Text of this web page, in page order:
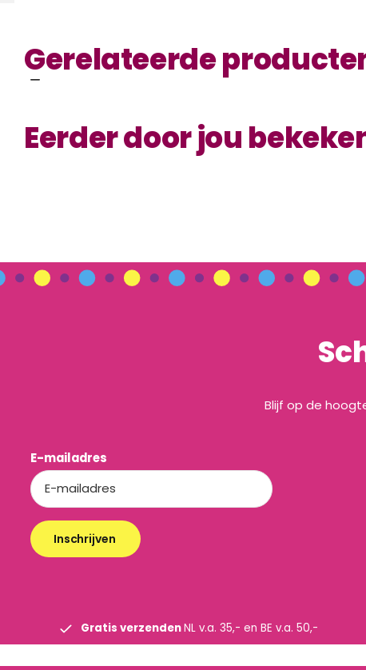
Gerelateerde
Eerder door jou
Blijf op de
E-mailadres
Inschrijven
Gratis verzendenNL v.a. 35,- en BE v.a. 50,-